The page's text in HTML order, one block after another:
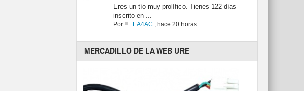
Eres un tío muy prolífico. Tienes 122 días
inscrito en ...
Por EA4AC , hace 20 horas
MERCADILLO DE LA WEB URE